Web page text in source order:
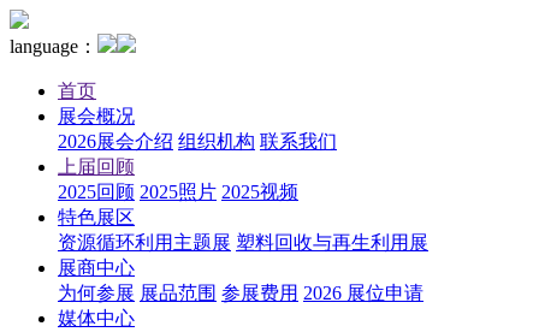
language：
首页
展会概况
2026展会介绍 组织机构 联系我们
上届回顾
2025回顾 2025照片 2025视频
特色展区
资源循环利用主题展 塑料回收与再生利用展
展商中心
为何参展 展品范围 参展费用 2026 展位申请
媒体中心